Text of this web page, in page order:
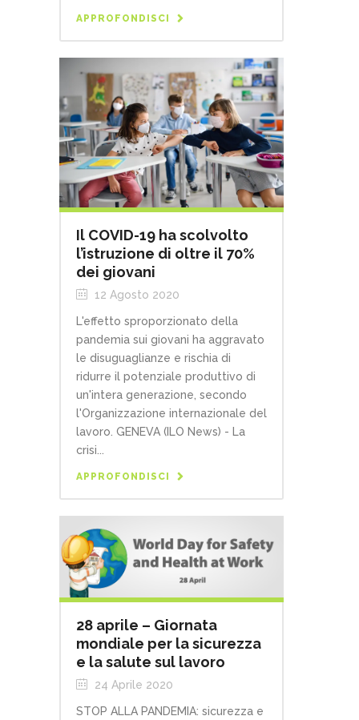
APPROFONDISCI
Il COVID-19 ha scolvolto
l’istruzione di oltre il 70%
dei giovani
12 Agosto 2020
L'effetto sproporzionato della
pandemia sui giovani ha aggravato
le disuguaglianze e rischia di
ridurre il potenziale produttivo di
un'intera generazione, secondo
l'Organizzazione internazionale del
lavoro. GENEVA (ILO News) - La
crisi...
APPROFONDISCI
28 aprile – Giornata
mondiale per la sicurezza
e la salute sul lavoro
24 Aprile 2020
STOP ALLA PANDEMIA: sicurezza e